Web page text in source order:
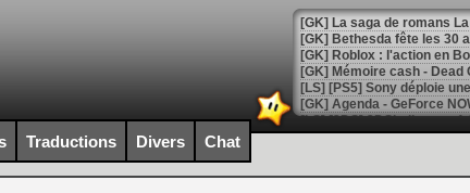
[GK] Bethesda fête les 30
[GK] Roblox : l'action en
[GK] Agenda - GeForce
[GK] Devolver Digital en a
[LS] [PS5] ps5-y2jb-
Traductions Divers Chat